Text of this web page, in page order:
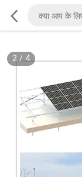
2/ 4